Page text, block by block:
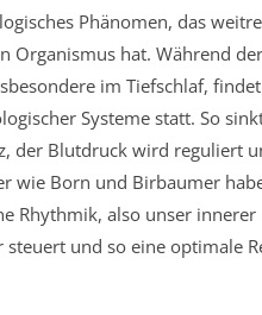
Phänomen, das
Organismus hat. Während der
im Tiefschlaf,
Systeme statt. So
der Blutdruck wird reguliert
wie Born und Birbaumer
Rhythmik, also unser
und so eine optimale